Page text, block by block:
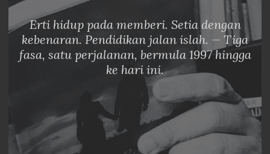
Erti hidup pada memberi. Setia dengan
kebenaran. Pendidikan jalan islah. — Tiga
fasa, satu perjalanan, bermula 1997 hingga
ke hari ini.